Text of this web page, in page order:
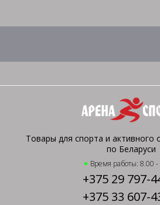
Товары для спорта и активного
по Беларуси
Время работы: 8.00 -
+375 29 797-
+375 33 607-